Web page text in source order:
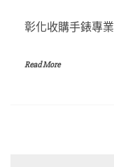
彰化收購手錶專
Read More